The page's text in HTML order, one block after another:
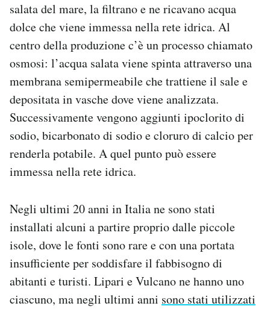
salata del mare, la filtrano e ne ricavano acqua
dolce che viene immessa nella rete idrica. Al
centro della produzione c’è un processo chiamato
osmosi: l’acqua salata viene spinta attraverso una
membrana semipermeabile che trattiene il sale e
depositata in vasche dove viene analizzata.
Successivamente vengono aggiunti ipoclorito di
sodio, bicarbonato di sodio e cloruro di calcio per
renderla potabile. A quel punto può essere
immessa nella rete idrica.
Negli ultimi 20 anni in Italia ne sono stati
installati alcuni a partire proprio dalle piccole
isole, dove le fonti sono rare e con una portata
insufficiente per soddisfare il fabbisogno di
abitanti e turisti. Lipari e Vulcano ne hanno uno
ciascuno, ma negli ultimi anni sono stati utilizzati